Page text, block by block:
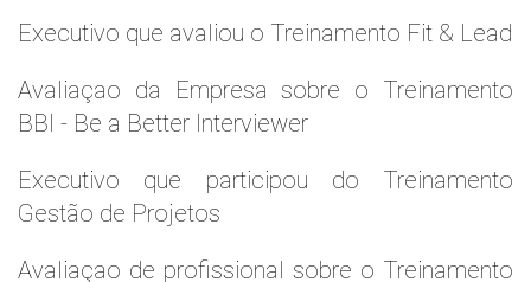
Executivo que avaliou o Treinamento Fit & Lead
Avaliaçao da Empresa sobre o Treinamento
BBI - Be a Better Interviewer
Executivo que participou do Treinamento
Gestão de Projetos
Avaliaçao de profissional sobre o Treinamento